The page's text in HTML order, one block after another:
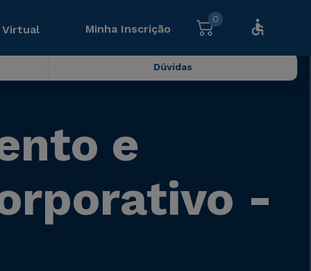
Virtual Minha Inscrição
0
Dúvidas
e
-